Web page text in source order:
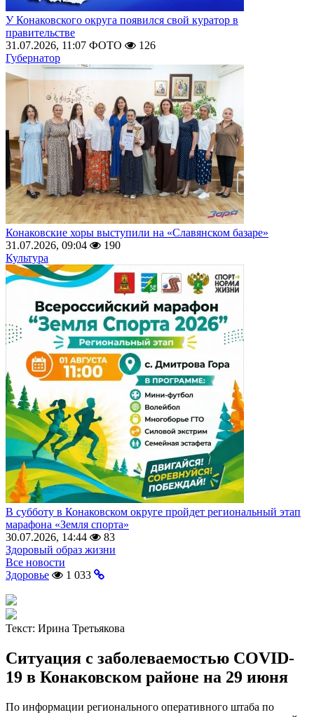
У Конаковского округа появился свой куратор в
правительстве
31.07.2026, 11:07 ФОТО
126
Губернатор
Конаковские хоры выступили на «Славянском базаре»
31.07.2026, 09:04
190
Культура
В субботу в Конаковском округе пройдет региональный этап
марафона «Земля спорта»
30.07.2026, 14:44
83
Здоровый образ жизни
Все новости
Здоровье
1 033
Текст: Ирина Третьякова
Ситуация с заболеваемостью COVID-
19 в Конаковском районе на 29 июня
По информации регионального оперативного штаба по